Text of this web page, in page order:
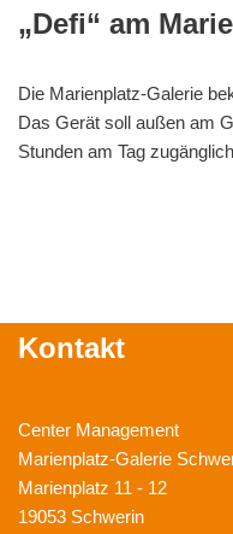
„Defi“ am
Die Marienplatz-Galerie
Das Gerät soll außen am
Stunden am Tag
Kontakt
Center Management
Marienplatz-Galerie
Marienplatz 11 - 12
19053 Schwerin